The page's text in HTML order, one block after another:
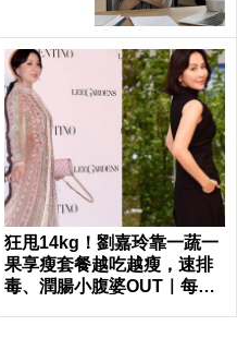
狂甩14kg！劉嘉玲靠一蔬一
果享瘦套餐越吃越瘦，速排
毒、潤腸小腹婆OUT｜每日